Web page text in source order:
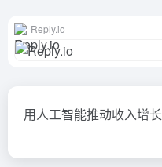
Reply.io
用人工智能推动收入增长